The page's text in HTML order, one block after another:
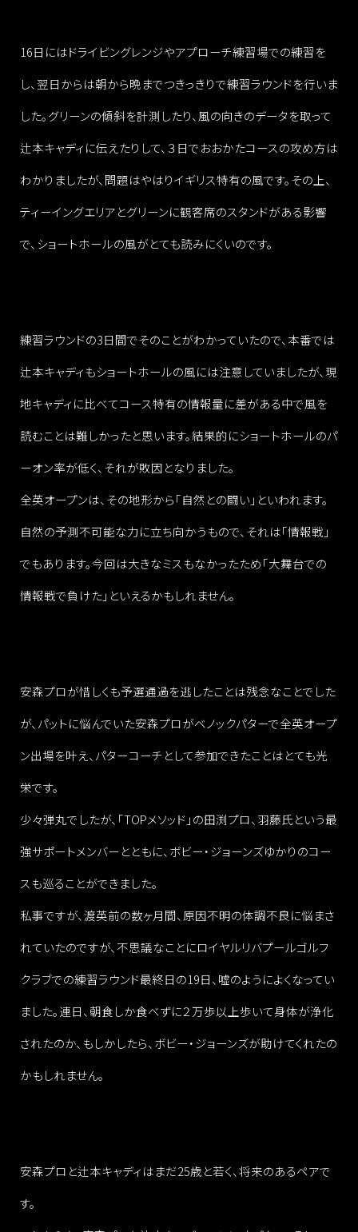
16日にはドライビングレンジやアプローチ練習場での練習を
し、翌日からは朝から晩までつきっきりで練習ラウンドを行いま
した。グリーンの傾斜を計測したり、風の向きのデータを取って
辻本キャディに伝えたりして、３日でおおかたコースの攻め方は
わかりましたが、問題はやはりイギリス特有の風です。その上、
ティーイングエリアとグリーンに観客席のスタンドがある影響
で、ショートホールの風がとても読みにくいのです。
練習ラウンドの3日間でそのことがわかっていたので、本番では
辻本キャディもショートホールの風には注意していましたが、現
地キャディに比べてコース特有の情報量に差がある中で風を
読むことは難しかったと思います。結果的にショートホールのパ
ーオン率が低く、それが敗因となりました。
全英オープンは、その地形から「自然との闘い」といわれます。
自然の予測不可能な力に立ち向かうもので、それは「情報戦」
でもあります。今回は大きなミスもなかったため「大舞台での
情報戦で負けた」といえるかもしれません。
安森プロが惜しくも予選通過を逃したことは残念なことでした
が、パットに悩んでいた安森プロがベノックパターで全英オープ
ン出場を叶え、パターコーチとして参加できたことはとても光
栄です。
少々弾丸でしたが、「TOPメソッド」の田渕プロ、羽藤氏という最
強サポートメンバーとともに、ボビー・ジョーンズゆかりのコー
スも巡ることができました。
私事ですが、渡英前の数ヶ月間、原因不明の体調不良に悩まさ
れていたのですが、不思議なことにロイヤルリバプールゴルフ
クラブでの練習ラウンド最終日の19日、嘘のようによくなってい
ました。連日、朝食しか食べずに２万歩以上歩いて身体が浄化
されたのか、もしかしたら、ボビー・ジョーンズが助けてくれたの
かもしれません。
安森プロと辻本キャディはまだ25歳と若く、将来のあるペアで
す。